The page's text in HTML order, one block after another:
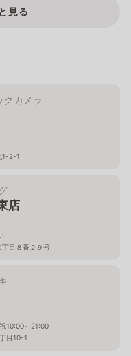
見る
クカメラ
1-2-1
店
目８番２９号
10:00～21:00
目10-1